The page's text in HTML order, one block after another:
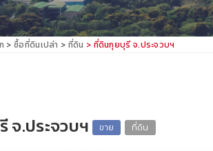
ซื้อที่ดินเปล่า ที่ดิน ที่ดินกุยบุรี จ.ประจวบฯ
จ.ประจวบฯ ขาย ที่ดิน